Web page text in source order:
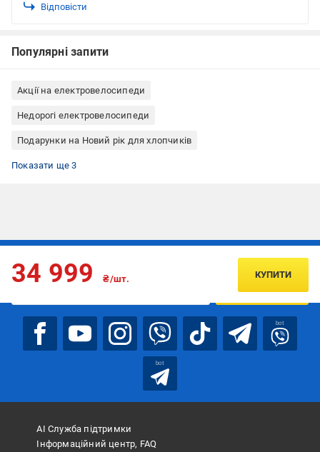
Відповісти
Популярні запити
Акції на електровелосипеди
Недорогі електровелосипеди
Подарунки на Новий рік для хлопчиків
Подарунки жінкам на Новий рік
Подарунки чоловікам на Новий рік
Товари для велоспорту
Показати ще 3
34 999 ₴/шт. КУПИТИ
Підписуйтесь, щоб дізнаватись першим про акції та пропозиції
ПІДПИСАТИСЯ
bot
bot
АІ Служба підтримки
Інформаційний центр, FAQ